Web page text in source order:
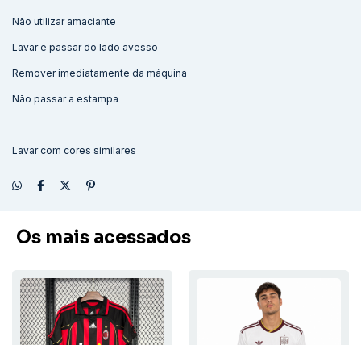
Não utilizar amaciante
Lavar e passar do lado avesso
Remover imediatamente da máquina
Não passar a estampa
Lavar com cores similares
Os mais acessados